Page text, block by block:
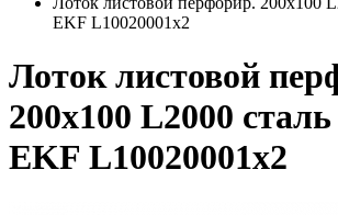
EKF L10020001x2
Лоток листовой
200х100 L2000
EKF L10020001x2